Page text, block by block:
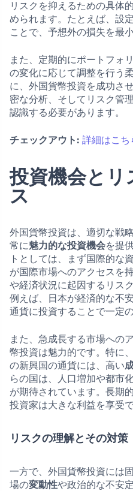
リスクを抑えるための具体
められます。たとえば、設
ことで、予想外の損失を最
また、定期的にポートフォ
の変化に応じて調整を行う
に、外国貨幣投資を成功さ
密な分析、そしてリスク管
認識する必要があります。
チェックアウト: 詳細はこち
投資機会と
ス
外国貨幣投資は、適切な戦
常に魅力的な投資機会を提
トとしては、まず国際的な
が国際市場へのアクセスを
や経済状況に起因するリス
例えば、日本が経済的な不
通貨に投資することで一定
また、急成長する市場への
幣投資は魅力的です。特に
の新興国の通貨には、高い
らの国は、人口増加や都市
が期待されています。長期
投資家は大きな利益を享受
リスクの理解とその対策
一方で、外国貨幣投資には
場の変動性や政治的な不安